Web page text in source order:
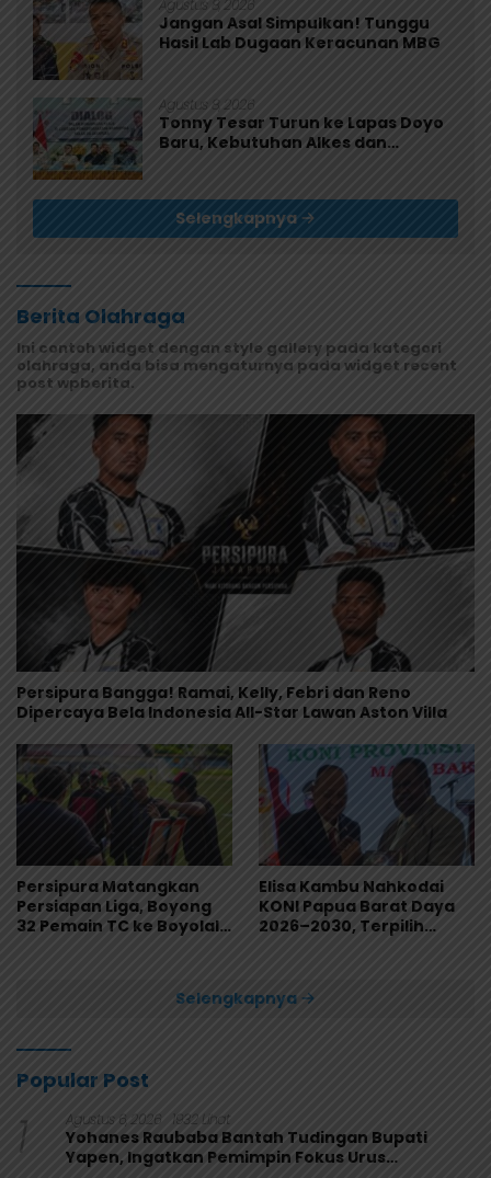
Agustus 8, 2026
Jangan Asal Simpulkan! Tunggu
Hasil Lab Dugaan Keracunan MBG
Agustus 8, 2026
Tonny Tesar Turun ke Lapas Doyo
Baru, Kebutuhan Alkes dan
Selengkapnya
Berita Olahraga
Ini contoh widget dengan style gallery pada kategori
olahraga, anda bisa mengaturnya pada widget recent
post wpberita.
Persipura Bangga! Ramai, Kelly, Febri dan Reno
Dipercaya Bela Indonesia All-Star Lawan Aston Villa
Persipura Matangkan
Persiapan Liga, Boyong
32 Pemain TC ke Boyolali
Elisa Kambu Nahkodai
KONI Papua Barat Daya
2026–2030, Terpilih
Selengkapnya
Popular Post
1 Agustus 6, 2026 1932 Lihat
Yohanes Raubaba Bantah Tudingan Bupati
Yapen, Ingatkan Pemimpin Fokus Urus